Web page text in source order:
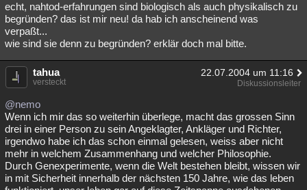
echt, nahtod-erfahrungen sind biologisch als auch physikalisch zu
begründen? das ist mir neu! da hab ich anscheinend was
verpaßt...
wie sind sie denn zu begründen? erklär doch mal bitte.
tahua 22.07.2004 um 11:16
versteckt Diskussionsleiter
@nemo
Wenn ich mir das so weiterhin überlege, macht das grossen Sinn
drei in einer Person zu sein Angeklagter, Ankläger und Richter,
irgendwo habe ich das schon einmal gelesen, weiss aber nicht
mehr in welchem Zusammenhang und welcher Philosophie.
Durch Genexperimente, wenn die Welt bestehen bleibt, wissen wir
in mit Sicherheit innerhalb der nächsten 150 Jahre, wie das leben